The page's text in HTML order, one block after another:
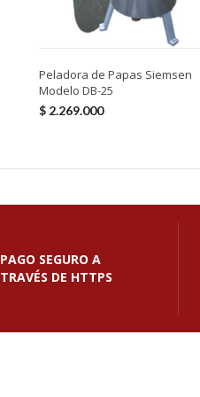
Peladora de Papas Siemsen
Modelo DB-25
$2.269.000
PAGO SEGURO A
TRAVÉS DE HTTPS